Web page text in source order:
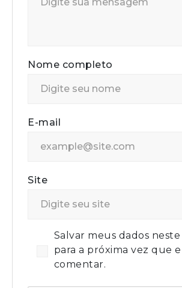
Nome completo
E-mail
Site
Salvar meus dados
para a próxima vez que
comentar.